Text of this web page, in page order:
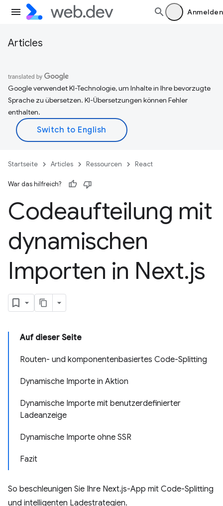
Anmelden
Articles
Google verwendet KI-Technologie, um Inhalte in Ihre bevorzugte
Sprache zu übersetzen. KI-Übersetzungen können Fehler
enthalten.
Startseite Articles Ressourcen React
War das hilfreich?
Codeaufteilung mit
dynamischen
Importen in Next.js
Auf dieser Seite
Routen- und komponentenbasiertes Code-Splitting
Dynamische Importe in Aktion
Dynamische Importe mit benutzerdefinierter
Ladeanzeige
Dynamische Importe ohne SSR
Fazit
So beschleunigen Sie Ihre Next.js-App mit Code-Splitting
und intelligenten Ladestrategien.